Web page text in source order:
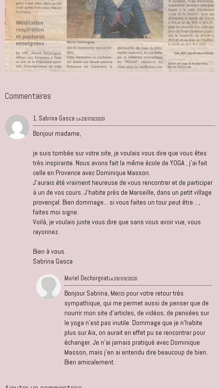
Commentaires
1. Sabrina Gasca Le 29/09/2020
Bonjour madame,
je suis tombée sur votre site, je voulais vous dire que vous êtes
très inspirante. Nous avons fait la même école de YOGA , j'ai fait
celle en Provence avec Dominique Masson.
J'aurais été vraiment heureuse de vous rencontrer et de participer
à un de vos cours. J'habite près de Marseille, dans un petit village
provençal. Bien dommage... si vous faites un tour peut être....,
faites moi signe.
Voilà, je voulais juste vous dire que sans vous avoir vue, vous
rayonnez.
Bien à vous.
Sabrina Gasca
Muriel DechorgnatLe 29/09/2020
Bonjour Sabrina, Merci pour votre retour très
sympathique, qui me permet aussi de penser que de
nourrir mon site d'articles, de vidéos, de pensées sur
le yoga n'est pas inutile. Dommage que je n'habite
plus sur Aix, on aurait en effet pu se rencontrer pour
échanger. Je n'ai jamais pratiqué avec Dominique
Masson, mais j'en ai entendu dire beaucoup de bien.
Bien amicalement.